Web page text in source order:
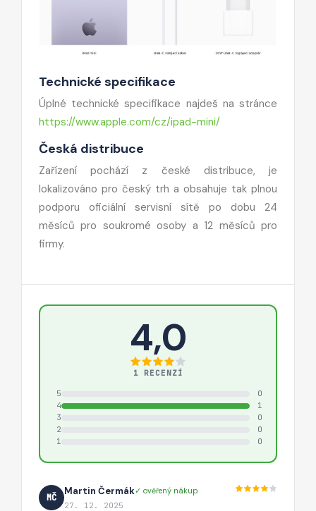
Technické specifikace
Úplné technické specifikace najdeš na stránce
https://www.apple.com/cz/ipad-mini/
Česká distribuce
Zařízení pochází z české distribuce, je
lokalizováno pro český trh a obsahuje tak plnou
podporu oficiální servisní sítě po dobu 24
měsíců pro soukromé osoby a 12 měsíců pro
firmy.
4,0
1 RECENZÍ
5
0
4
1
3
0
2
0
1
0
MČ
Martin Čermák✓ ověřený nákup
27. 12. 2025